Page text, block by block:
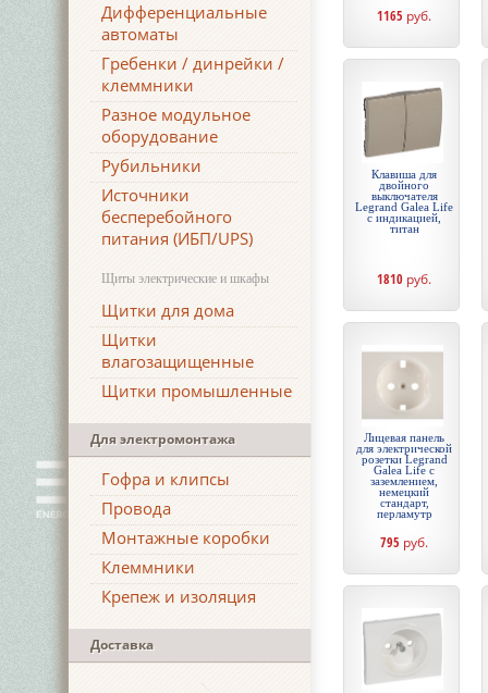
Дифференциальные
автоматы
Гребенки / динрейки /
клеммники
Разное модульное
оборудование
Рубильники
Источники
бесперебойного
питания (ИБП/UPS)
Щиты электрические и шкафы
Щитки для дома
Щитки
влагозащищенные
Щитки промышленные
Для электромонтажа
Гофра и клипсы
Провода
Монтажные коробки
Клеммники
Крепеж и изоляция
Доставка
1165 руб.
Клавиша для
двойного
выключателя
Legrand Galea Life
с индикацией,
титан
1810 руб.
Лицевая панель
для электрической
розетки Legrand
Galea Life с
заземлением,
немецкий
стандарт,
перламутр
795 руб.